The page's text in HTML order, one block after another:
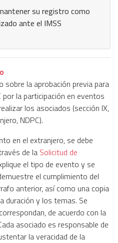
su registro como
ante el IMSS
sobre la aprobación previa para
la participación en eventos
los asociados (sección IX,
NDPC).
en el extranjero, se debe
de la Solicitud de
el tipo de evento y se
el cumplimiento del
anterior, así como una copia
duración y los temas. Se
de acuerdo con la
asociado es responsable de
la veracidad de la